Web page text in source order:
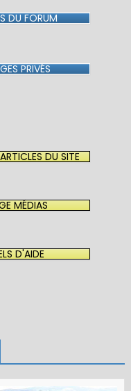
DU FORUM
PRIVÉS
DU SITE
MÉDIAS
D'AIDE